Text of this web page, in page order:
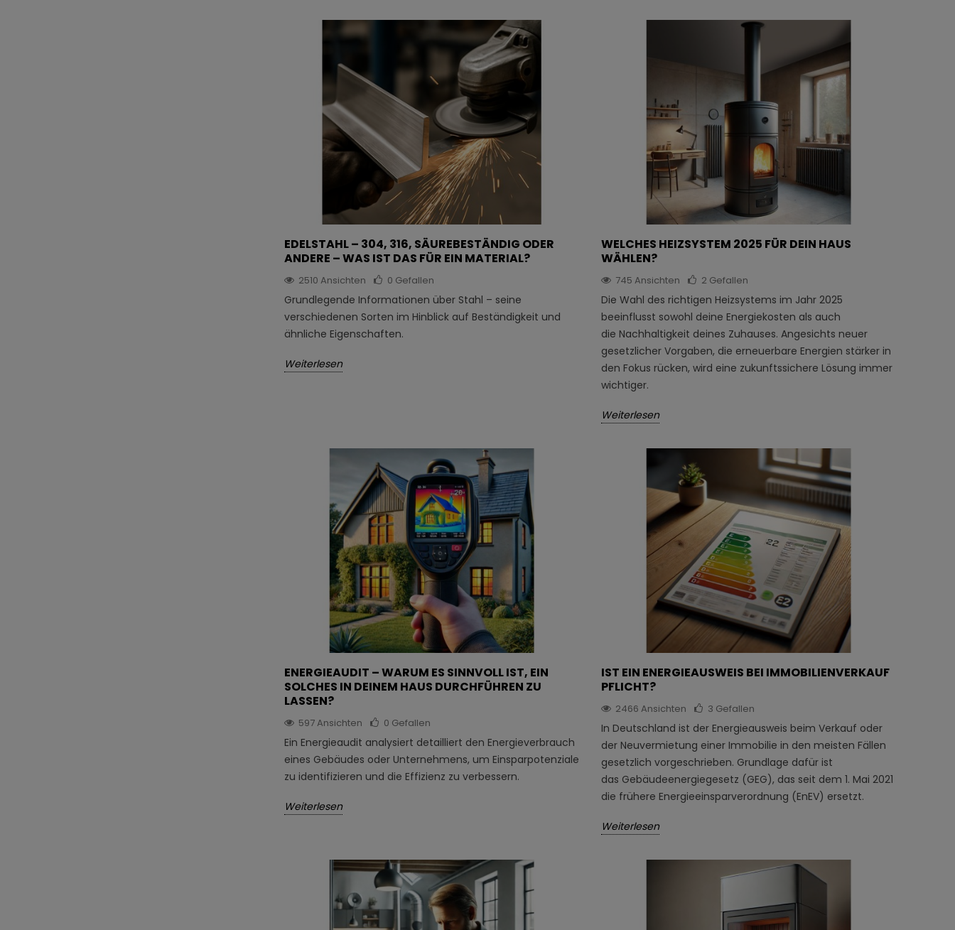
EDELSTAHL – 304, 316, SÄUREBESTÄNDIG ODER
ANDERE – WAS IST DAS FÜR EIN MATERIAL?
2510 Ansichten 0 Gefallen
Grundlegende Informationen über Stahl – seine
verschiedenen Sorten im Hinblick auf Beständigkeit und
ähnliche Eigenschaften.
Weiterlesen
WELCHES HEIZSYSTEM 2025 FÜR DEIN HAUS
WÄHLEN?
745 Ansichten 2 Gefallen
Die Wahl des richtigen Heizsystems im Jahr 2025
beeinflusst sowohl deine Energiekosten als auch
die Nachhaltigkeit deines Zuhauses. Angesichts neuer
gesetzlicher Vorgaben, die erneuerbare Energien stärker in
den Fokus rücken, wird eine zukunftssichere Lösung immer
wichtiger.
Weiterlesen
ENERGIEAUDIT – WARUM ES SINNVOLL IST, EIN
SOLCHES IN DEINEM HAUS DURCHFÜHREN ZU
LASSEN?
597Ansichten 0 Gefallen
Ein Energieaudit analysiert detailliert den Energieverbrauch
eines Gebäudes oder Unternehmens, um Einsparpotenziale
zu identifizieren und die Effizienz zu verbessern.
Weiterlesen
IST EIN ENERGIEAUSWEIS BEI IMMOBILIENVERKAUF
PFLICHT?
2466 Ansichten 3 Gefallen
In Deutschland ist der Energieausweis beim Verkauf oder
der Neuvermietung einer Immobilie in den meisten Fällen
gesetzlich vorgeschrieben. Grundlage dafür ist
das Gebäudeenergiegesetz (GEG), das seit dem 1. Mai 2021
die frühere Energieeinsparverordnung (EnEV) ersetzt.
Weiterlesen